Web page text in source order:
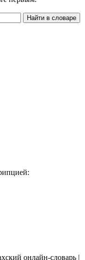
Найти в словаре
онлайн-словарь |